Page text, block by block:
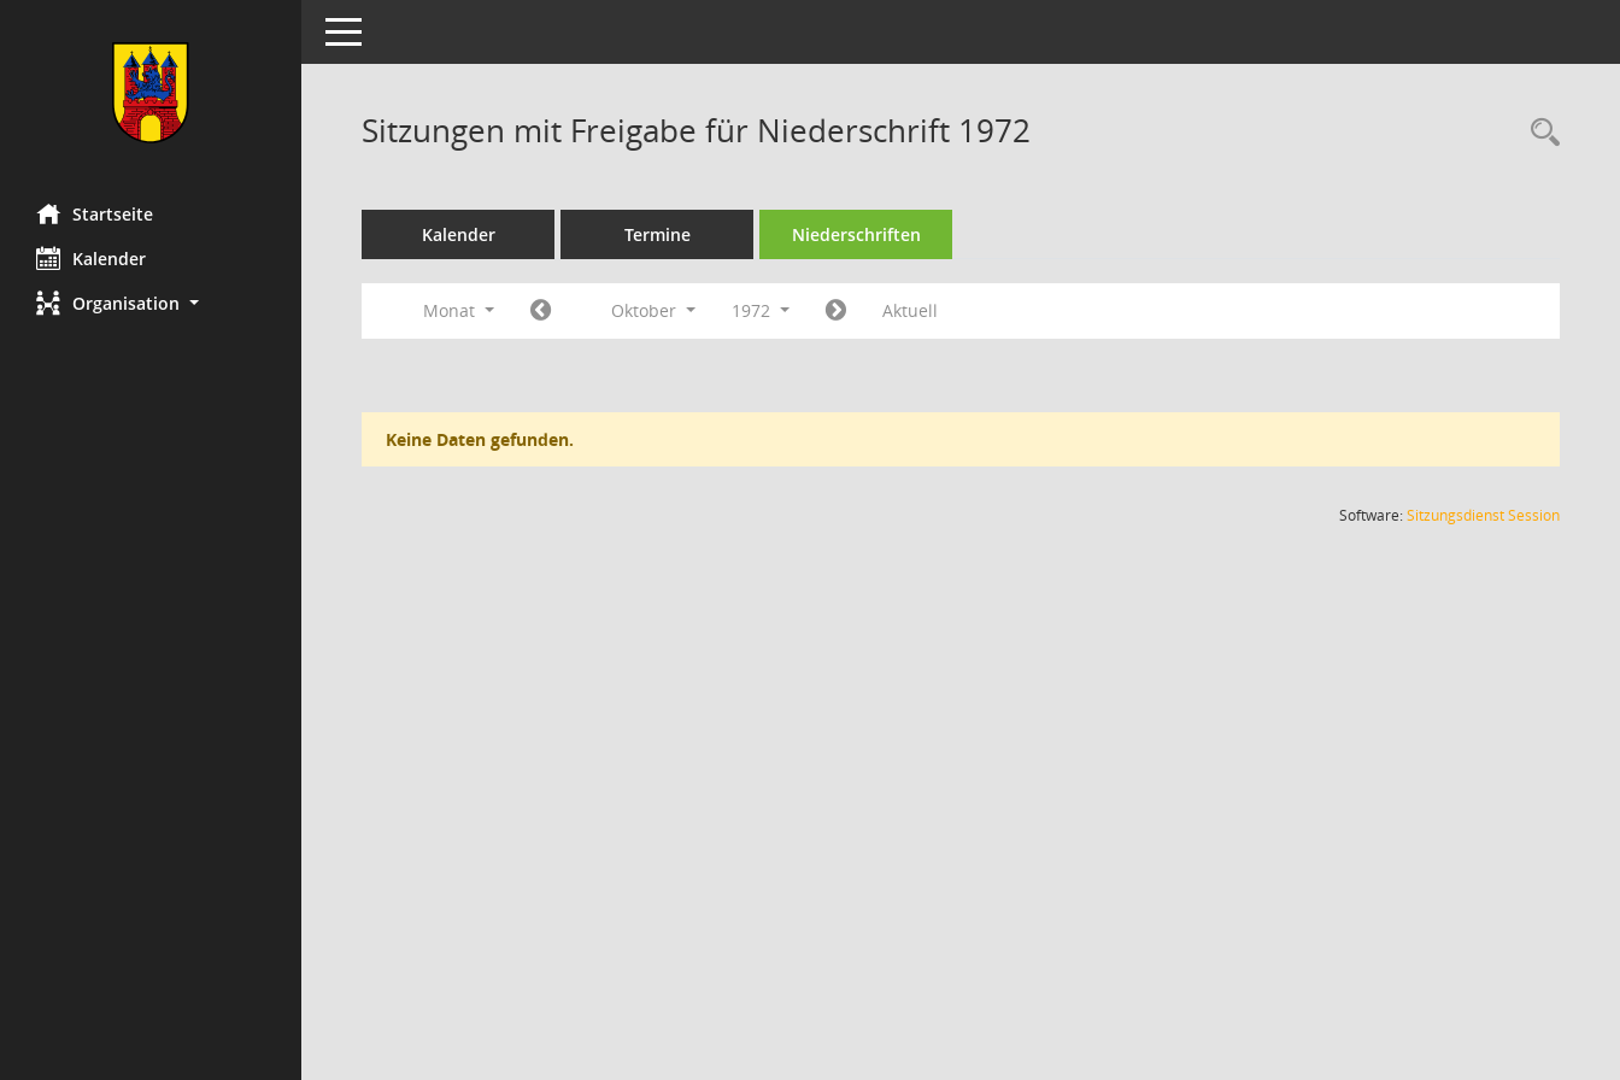
Startseite
Kalender
Organisation
Toggle navigation
Sitzungen mit Freigabe für Niederschrift 1972
Kalender Termine Niederschriften
Monat Oktober 1972 Aktuell
Keine Daten gefunden.
Software:SitzungsdienstSession(Wird in